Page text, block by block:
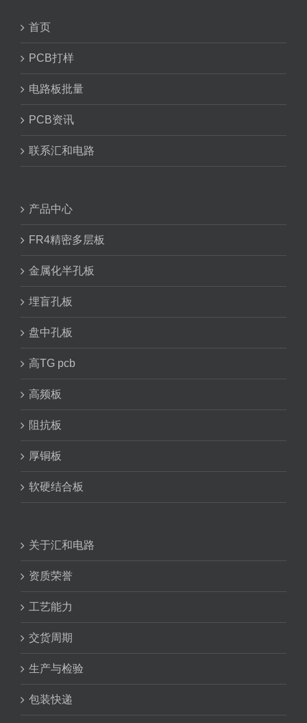
首页
PCB打样
电路板批量
PCB资讯
联系汇和电路
产品中心
FR4精密多层板
金属化半孔板
埋盲孔板
盘中孔板
高TG pcb
高频板
阻抗板
厚铜板
软硬结合板
关于汇和电路
资质荣誉
工艺能力
交货周期
生产与检验
包装快递